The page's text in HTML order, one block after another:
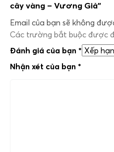
cây vàng – Vương Giả”
Email của bạn sẽ không
Các trường bắt buộc được
Đánh giá của bạn *
Nhận xét của bạn *